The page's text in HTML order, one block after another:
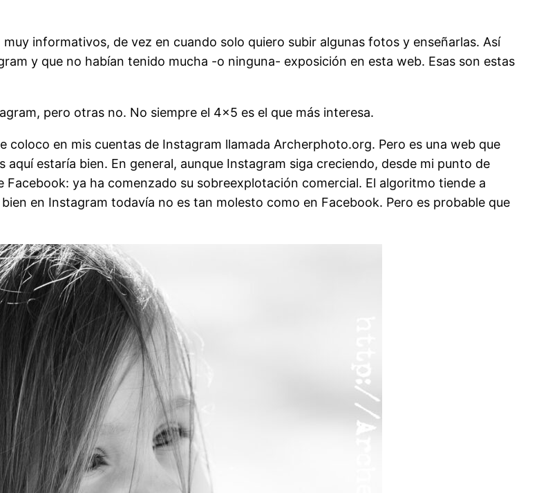
informativos, de vez en cuando solo quiero subir algunas fotos y enseñarlas. Así
y que no habían tenido mucha -o ninguna- exposición en esta web. Esas son estas
pero otras no. No siempre el 4×5 es el que más interesa.
en mis cuentas de Instagram llamada Archerphoto.org. Pero es una web que
estaría bien. En general, aunque Instagram siga creciendo, desde mi punto de
ya ha comenzado su sobreexplotación comercial. El algoritmo tiende a
en Instagram todavía no es tan molesto como en Facebook. Pero es probable que